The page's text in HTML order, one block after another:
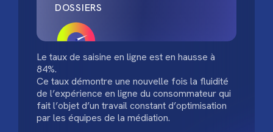
DOSSIERS
Le taux de saisine en ligne est en hausse à
84%.
Ce taux démontre une nouvelle fois la fluidité
de l’expérience en ligne du consommateur qui
fait l’objet d’un travail constant d’optimisation
par les équipes de la médiation.